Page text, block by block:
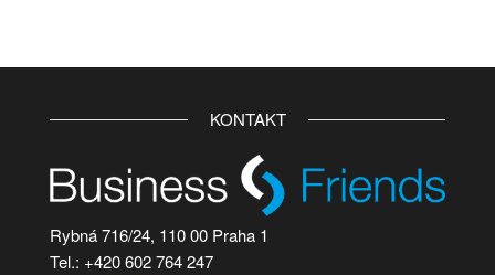
KONTAKT
Rybná 716/24, 110 00 Praha 1
Tel.: +420 602 764 247